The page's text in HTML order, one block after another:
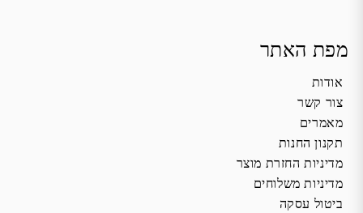
מפת האתר
אודות
צור קשר
מאמרים
תקנון החנות
מדיניות החזרת מוצר
מדיניות משלוחים
ביטול עסקה